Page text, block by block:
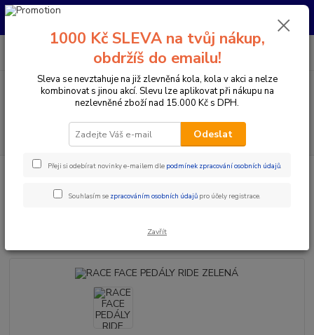
Pro nachystání kola / doplňků na prodejně si prosím zavolejte dopředu.
Menu
CZK
PO-PÁ 10:00-17:00 | SO: 9:00-12:00
Komponenty na kolo Pedály MTB / Enduro / Trail
RACE
1000 Kč SLEVA na tvůj nákup,
obdržíš do emailu!
Sleva se nevztahuje na již zlevněná kola, kola v akci a nelze
kombinovat s jinou akcí. Slevu lze aplikovat při nákupu na
nezlevněné zboží nad 15.000 Kč s DPH.
Odeslat
Přeji si odebírat novinky e-mailem dle podmínek zpracování osobních údajů.
Souhlasím se zpracováním osobních údajů pro účely registrace.
Zavřít